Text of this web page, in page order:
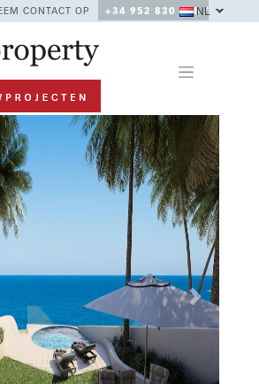
CONTACT OP
+34 952 830 378 /
NL
Next